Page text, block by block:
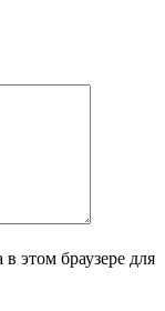
этом браузере для